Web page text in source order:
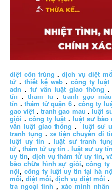
diệt côn trùng .dịch vụ diệt
tử. thiết kế web . công ty luật
adn .tư vấn luật giao thông.
tín . tham tu .tranh gạo
tín .thám tử quận 6. công ty
gao việt .tranh gao mau .luật
giỏi . công ty luật. luật sư bào
vấn luật giao thông .luật sư
tranh tụng . xe tiện chuyến đi
luật uy tín .luật sư tranh
tử,thám tử uy tín . luật sư uy tín
uy tín, dịch vụ thám tử uy tín,
bào chữa hình sự giỏi,công
nội,công ty luật uy tín tại hà
mối,diệt mối,dịch vụ diệt mối .
tra ngoại tình ,xác minh nhân